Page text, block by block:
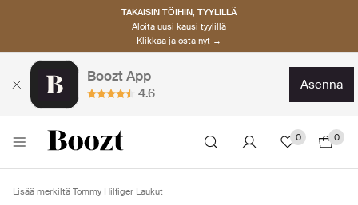
TAKAISIN TÖIHIN, TYYLILLÄ
Aloita uusi kausi tyylillä
Klikkaa ja osta nyt →
Boozt App
4.6
asenna
0 0
Lisää merkiltä Tommy Hilfiger Laukut